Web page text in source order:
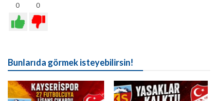
0 0
Bunlarıda görmek isteyebilirsin!